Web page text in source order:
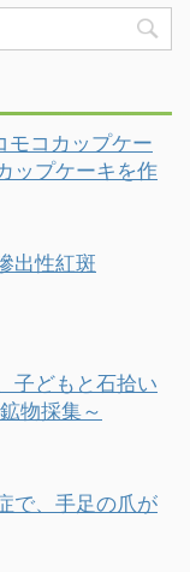
モコカップケー
ップケーキを作
出性紅斑
子どもと石拾い
物採集～
で、手足の爪が